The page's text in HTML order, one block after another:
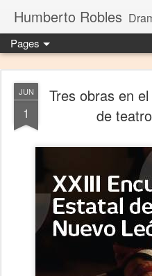
Humberto Robles
Pages
JUN
1
Tres obras en
de